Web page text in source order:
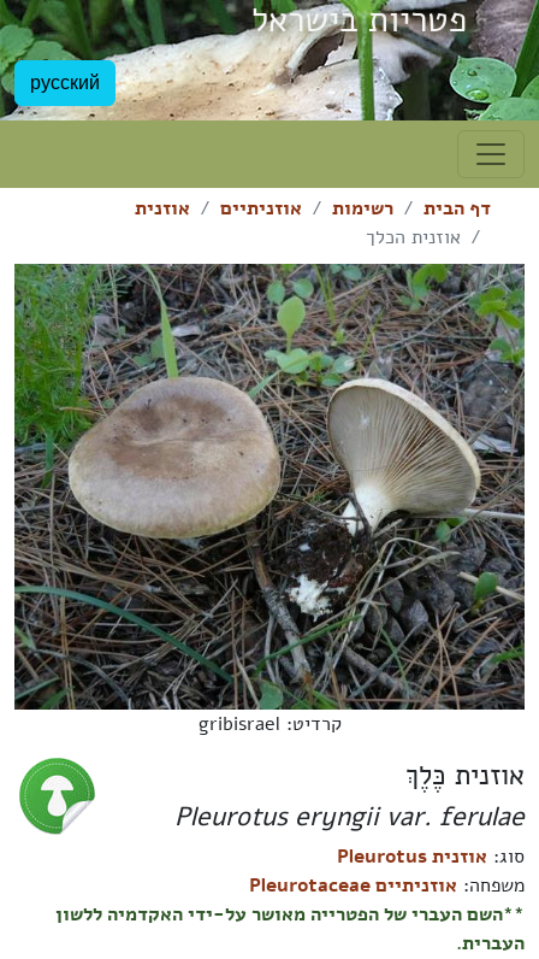
פטריות בישראל
русский
דף הבית רשימות אוזניתיים
אוזנית
אוזנית הכלך
קרדיט: gribisrael
אוזנית כֶּלֶךְ
Pleurotus eryngii var. ferulae
סוג:אוזנית Pleurotus
משפחה:אוזניתיים Pleurotaceae
**השם העברי של הפטרייה מאושר על-ידי האקדמיה ללשון
העברית.